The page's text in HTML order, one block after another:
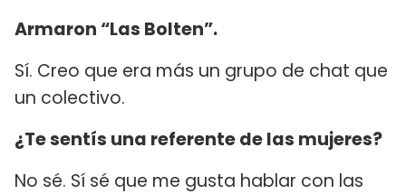
Armaron “Las Bolten”.
Sí. Creo que era más un grupo de chat que
un colectivo.
¿Te sentís una referente de las mujeres?
No sé. Sí sé que me gusta hablar con las